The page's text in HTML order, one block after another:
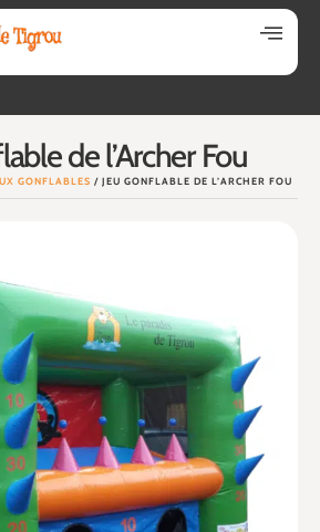
de l’Archer Fou
GONFLABLES / JEU GONFLABLE DE L’ARCHER FOU